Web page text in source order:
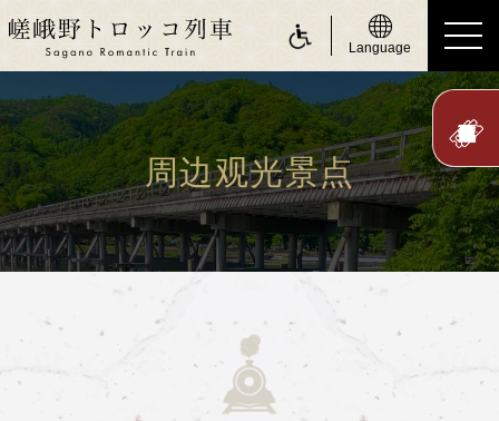
Language
ride a Sagano Romantic Train
搭乘游览小火车
行驶日
时刻表
身体障碍人士（无障碍服务）
周边观光景点